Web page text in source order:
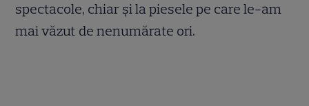
spectacole, chiar și la piesele pe care le-am
mai văzut de nenumărate ori.